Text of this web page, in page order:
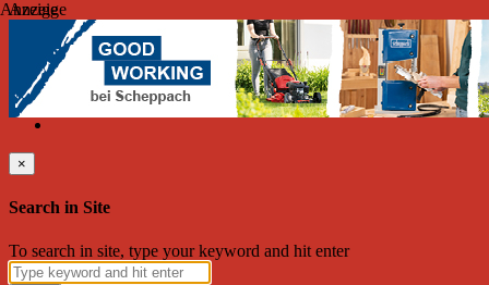
Samstag, August 08, 2026
Friend on Facebook Follow on Twitter Subscribe to RSS
Search
×
Search in Site
To search in site, type your keyword and hit enter
Anzeige
Anzeige